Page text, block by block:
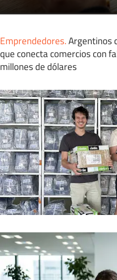
Emprendedores.Argentinos
que conecta comercios con
millones de dólares